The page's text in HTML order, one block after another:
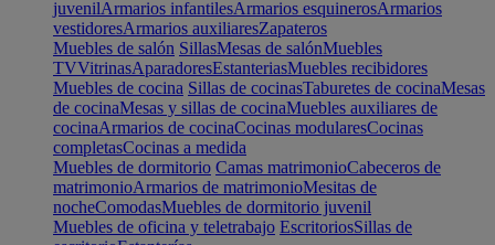
juvenilArmarios infantilesArmarios esquinerosArmarios
vestidoresArmarios auxiliaresZapateros
Muebles de salón SillasMesas de salónMuebles
TVVitrinasAparadoresEstanteriasMuebles recibidores
Muebles de cocina Sillas de cocinasTaburetes de cocinaMesas
de cocinaMesas y sillas de cocinaMuebles auxiliares de
cocinaArmarios de cocinaCocinas modularesCocinas
completasCocinas a medida
Muebles de dormitorio Camas matrimonioCabeceros de
matrimonioArmarios de matrimonioMesitas de
nocheComodasMuebles de dormitorio juvenil
Muebles de oficina y teletrabajo EscritoriosSillas de